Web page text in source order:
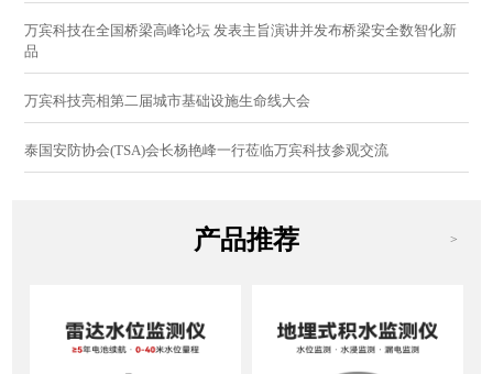
万宾科技在全国桥梁高峰论坛 发表主旨演讲并发布桥梁安全数智化新
品
万宾科技亮相第二届城市基础设施生命线大会
泰国安防协会(TSA)会长杨艳峰一行莅临万宾科技参观交流
产品推荐 >